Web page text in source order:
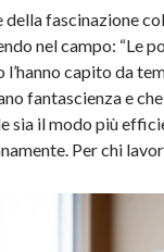
della fascinazione
nel campo: “Le
capito da
fantascienza e
sia il modo più
Per chi